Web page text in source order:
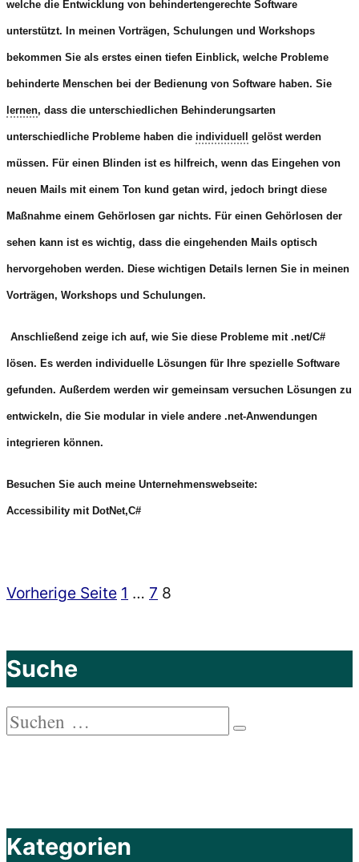
welche die Entwicklung von behindertengerechte Software
unterstützt. In meinen Vorträgen, Schulungen und Workshops
bekommen Sie als erstes einen tiefen Einblick, welche Probleme
behinderte Menschen bei der Bedienung von Software haben. Sie
lernen, dass die unterschiedlichen Behinderungsarten
unterschiedliche Probleme haben die individuell gelöst werden
müssen. Für einen Blinden ist es hilfreich, wenn das Eingehen von
neuen Mails mit einem Ton kund getan wird, jedoch bringt diese
Maßnahme einem Gehörlosen gar nichts. Für einen Gehörlosen der
sehen kann ist es wichtig, dass die eingehenden Mails optisch
hervorgehoben werden. Diese wichtigen Details lernen Sie in meinen
Vorträgen, Workshops und Schulungen.
Anschließend zeige ich auf, wie Sie diese Probleme mit .net/C#
lösen. Es werden individuelle Lösungen für Ihre spezielle Software
gefunden. Außerdem werden wir gemeinsam versuchen Lösungen zu
entwickeln, die Sie modular in viele andere .net-Anwendungen
integrieren können.
Besuchen Sie auch meine Unternehmenswebseite:
Accessibility mit DotNet,C#
Seitennummerierung
Beiträge
Vorherige Seite Seite
1 … Seite
7 Seite
8
Suche
Suchen
Kategorien